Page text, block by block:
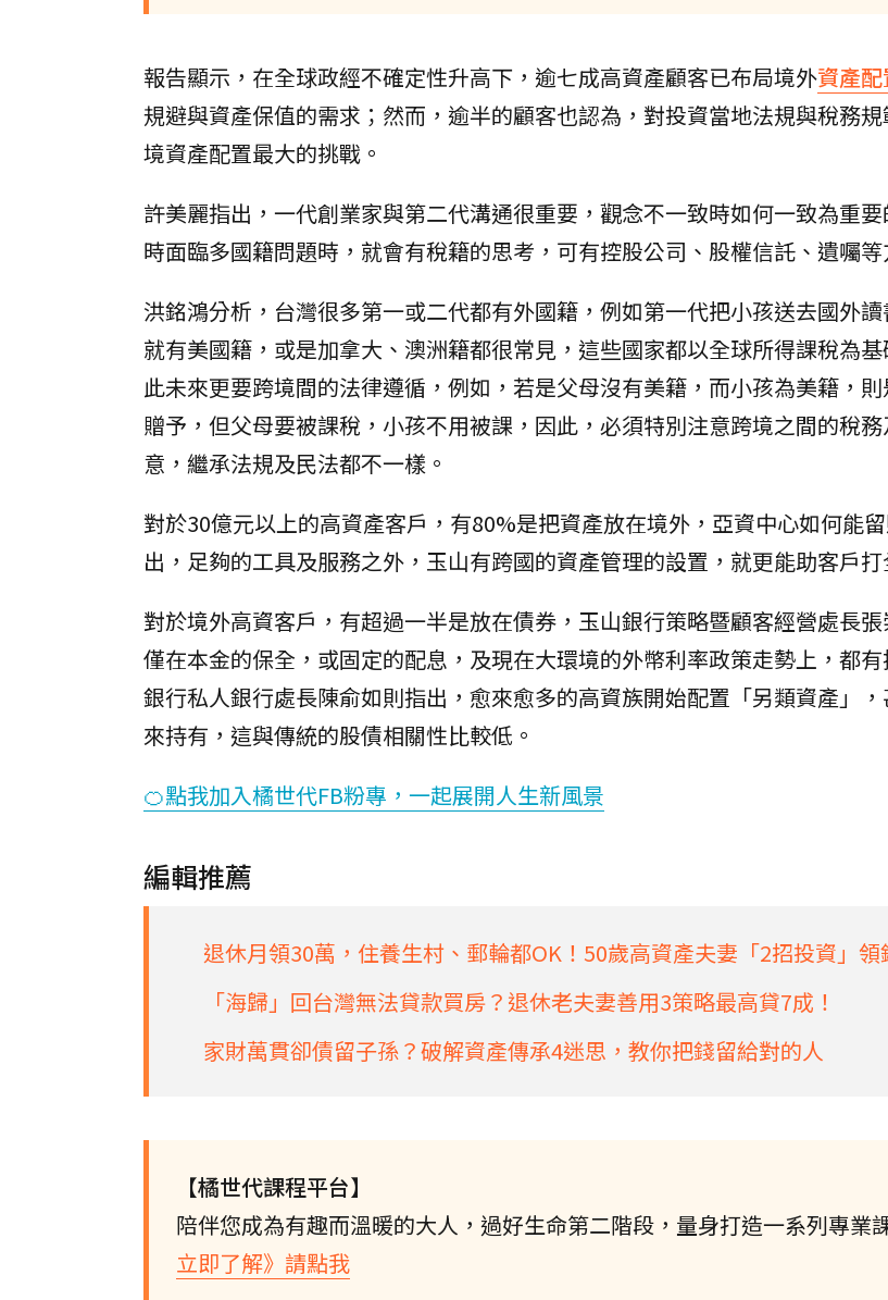
報告顯示，在全球政經不確定性升高下，逾七成高資產顧客已布局境外資產配
規避與資產保值的需求；然而，逾半的顧客也認為，對投資當地法規與稅務
境資產配置最大的挑戰。
許美麗指出，一代創業家與第二代溝通很重要，觀念不一致時如何一致為重
時面臨多國籍問題時，就會有稅籍的思考，可有控股公司、股權信託、遺囑等
洪銘鴻分析，台灣很多第一或二代都有外國籍，例如第一代把小孩送去國外
就有美國籍，或是加拿大、澳洲籍都很常見，這些國家都以全球所得課稅為
此未來更要跨境間的法律遵循，例如，若是父母沒有美籍，而小孩為美籍，
贈予，但父母要被課稅，小孩不用被課，因此，必須特別注意跨境之間的稅
意，繼承法規及民法都不一樣。
對於30億元以上的高資產客戶，有80%是把資產放在境外，亞資中心如何能
出，足夠的工具及服務之外，玉山有跨國的資產管理的設置，就更能助客戶打
對於境外高資客戶，有超過一半是放在債券，玉山銀行策略暨顧客經營處長
僅在本金的保全，或固定的配息，及現在大環境的外幣利率政策走勢上，都
銀行私人銀行處長陳俞如則指出，愈來愈多的高資族開始配置「另類資產」
來持有，這與傳統的股債相關性比較低。
🍊點我加入橘世代FB粉專，一起展開人生新風景
編輯推薦
退休月領30萬，住養生村、郵輪都OK！50歲高資產夫妻「2招投資」領
「海歸」回台灣無法貸款買房？退休老夫妻善用3策略最高貸7成！
家財萬貫卻債留子孫？破解資產傳承4迷思，教你把錢留給對的人
【橘世代課程平台】
陪伴您成為有趣而溫暖的大人，過好生命第二階段，量身打造一系列專業
立即了解》請點我